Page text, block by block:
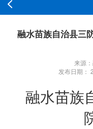
融水苗族自治县三
来源
发布日期：
融水苗族